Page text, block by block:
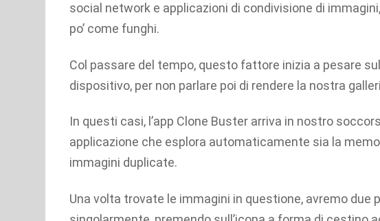
social network e applicazioni di condivisione di
po’ come funghi.
Col passare del tempo, questo fattore inizia a pesare
dispositivo, per non parlare poi di rendere la nostra
In questi casi, l’app Clone Buster arriva in nostro
applicazione che esplora automaticamente sia la
immagini duplicate.
Una volta trovate le immagini in questione, avremo due